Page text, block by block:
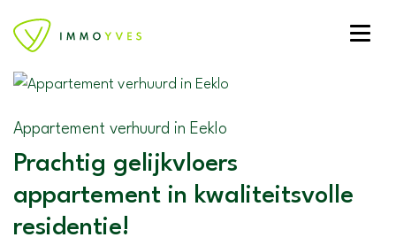
Prachtig gelijkvloers
appartement in kwaliteitsvolle
residentie!
Appartement verhuurd in Eeklo